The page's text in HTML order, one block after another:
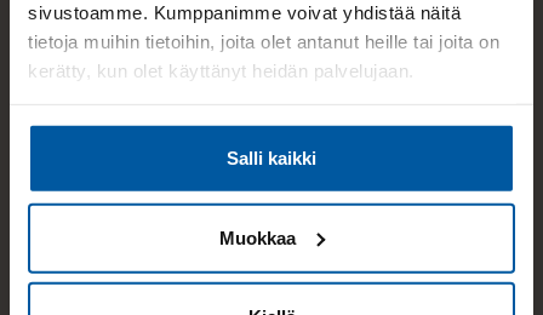
sivustoamme. Kumppanimme voivat yhdistää näitä
tietoja muihin tietoihin, joita olet antanut heille tai joita on
kerätty, kun olet käyttänyt heidän palvelujaan.
Salli kaikki
Muokkaa
mukaan laskettavasta asuintilojen pinta-alasta.
Pinta-ala voi siis olla edellä mainittua pienempi tai
suurempi.
Lisätietoja vapautumisesta
Yleiskunto
Keittiön varustus
Jenkkikaappi, erillisuuni, liesi, astianpesukone ja